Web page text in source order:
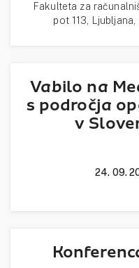
Fakulteta za
pot 113,
Vabilo na
s področja
v
24. 09.